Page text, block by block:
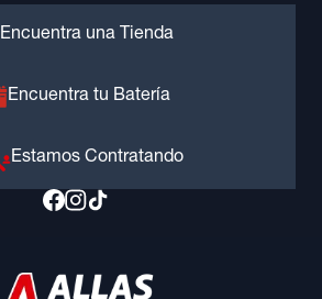
Encuentra una Tienda
Encuentra tu Batería
Estamos Contratando